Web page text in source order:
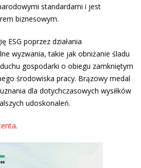
standardami i jest
biznesowym.
ESG poprzez działania
wyzwania, takie jak obniżanie śladu
gospodarki o obiegu zamkniętym
środowiska pracy. Brązowy medal
dla dotychczasowych wysiłków
udoskonaleń.
.